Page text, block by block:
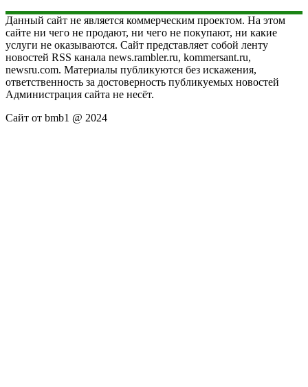
Данный сайт не является коммерческим проектом. На этом
сайте ни чего не продают, ни чего не покупают, ни какие
услуги не оказываются. Сайт представляет собой ленту
новостей RSS канала news.rambler.ru, kommersant.ru,
newsru.com. Материалы публикуются без искажения,
ответственность за достоверность публикуемых новостей
Администрация сайта не несёт.
Сайт от bmb1 @ 2024